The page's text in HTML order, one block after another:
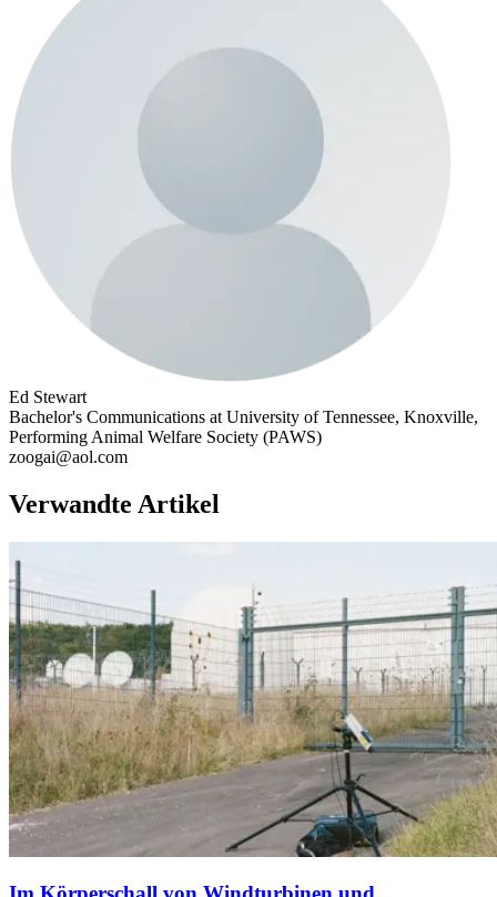
Ed Stewart
Bachelor's Communications at University of Tennessee, Knoxville,
Performing Animal Welfare Society (PAWS)
zoogai@aol.com
Verwandte Artikel